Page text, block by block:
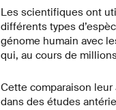
Les scientifiques ont
différents types
génome humain avec
qui, au cours de
Cette comparaison leur
dans des études